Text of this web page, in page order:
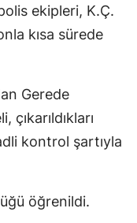
ekipleri, K.Ç.
kısa sürede
Gerede
çıkarıldıkları
kontrol şartıyla
öğrenildi.